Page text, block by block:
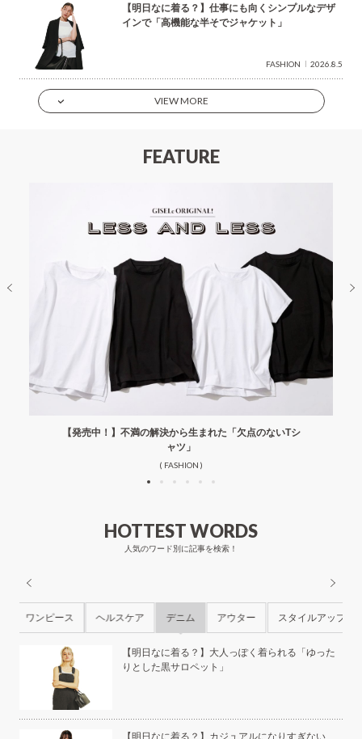
【明日なに着る？】仕事にも向くシンプルなデザ
インで「高機能な半そでジャケット」
FASHION 2026.8.5
VIEW MORE
FEATURE
【発売中！】不満の解決から生まれた「欠点のないTシ
ャツ」
( FASHION )
HOTTEST WORDS
人気のワード別に記事を検索！
ワンピース ヘルスケア デニム アウター スタイルアップ
【明日なに着る？】大人っぽく着られる「ゆった
りとした黒サロペット」
【明日なに着る？】カジュアルになりすぎない